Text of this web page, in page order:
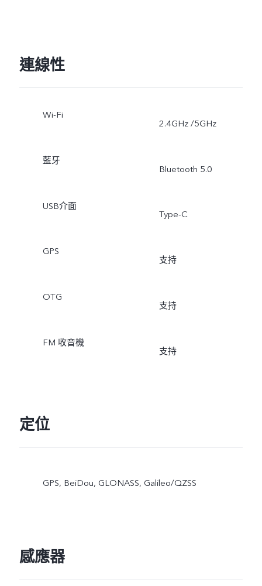
連線性
Wi-Fi
2.4GHz /5GHz
藍牙
Bluetooth 5.0
USB介面
Type-C
GPS
支持
OTG
支持
FM 收音機
支持
定位
GPS, BeiDou, GLONASS, Galileo/QZSS
感應器